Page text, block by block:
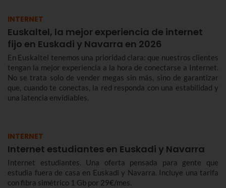
INTERNET
Euskaltel, la mejor experiencia de internet
fijo en Euskadi y Navarra en 2026
En Euskaltel tenemos una prioridad clara: que nuestros clientes
tengan la mejor experiencia a la hora de conectarse a Internet.
No se trata solo de vender megas sin más, sino de garantizar
que, cuando te conectas, la red responda con una estabilidad y
una latencia envidiables.
INTERNET
Internet estudiantes en Euskadi y Navarra
Internet estudiantes. Una oferta pensada para gente que
estudia fuera de casa en Euskadi y Navarra. Incluye una tarifa
con fibra simétrico 1 Gb por 29€/mes.